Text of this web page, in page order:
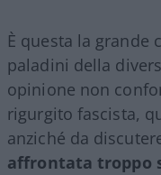
È questa la grande
paladini della
opinione non
rigurgito fascista,
anziché da
affrontata troppo